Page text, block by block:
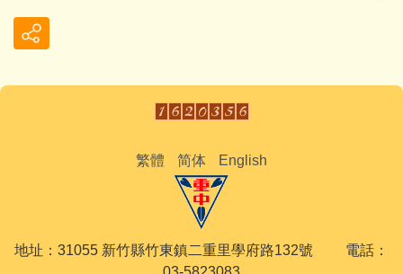
繁體 简体 English
地址：31055 新竹縣竹東鎮二重里學府路132號 電話：